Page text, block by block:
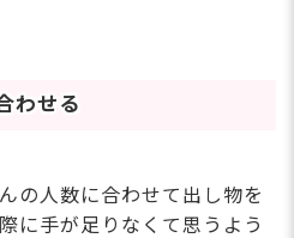
わせる
の人数に合わせて出し物を
に手が足りなくて思うよう